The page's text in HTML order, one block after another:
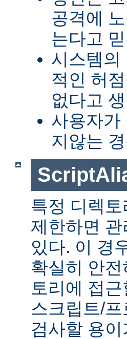
공격에
는다고
시스템의
적인 허
없다고
사용자가
지않는
특정 디렉
제한하면
있다. 이 경
확실히 안
토리에 접
스크립트/
검사할 용